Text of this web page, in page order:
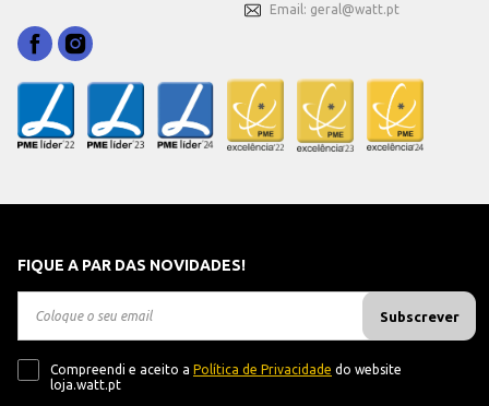
Email: geral@watt.pt
FIQUE A PAR DAS NOVIDADES!
Subscrever
Compreendi e aceito a Política de Privacidade do website
loja.watt.pt